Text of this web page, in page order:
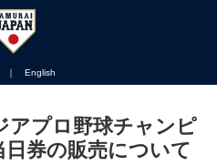
｜ English
アプロ野球チャンピ
券の販売について